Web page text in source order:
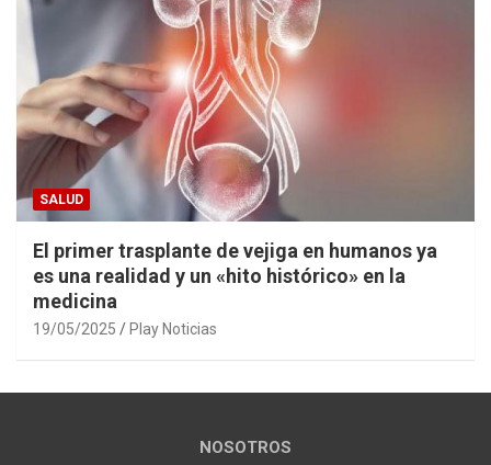
SALUD
El primer trasplante de vejiga en humanos ya
es una realidad y un «hito histórico» en la
medicina
19/05/2025 Play Noticias
NOSOTROS